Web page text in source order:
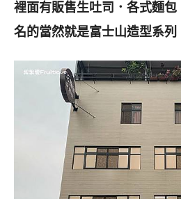
裡面有販售生吐司．各式麵
名的當然就是富士山造型系列